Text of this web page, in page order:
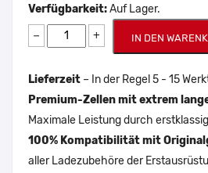
Verfügbarkeit:Auf Lager.
− + IN DEN
Lieferzeit – In der Regel 5 - 15
Premium-Zellen mit extrem
Maximale Leistung durch
100% Kompatibilität mit
aller Ladezubehöre der